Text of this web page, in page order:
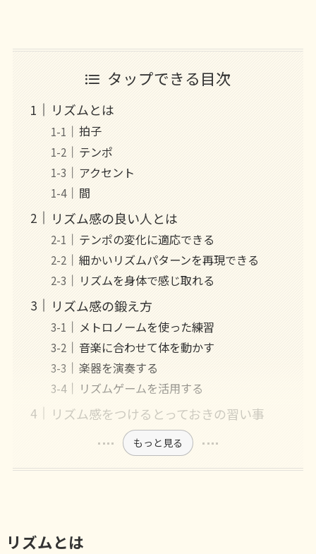
タップできる目次
リズムとは
拍子
テンポ
アクセント
間
リズム感の良い人とは
テンポの変化に適応できる
細かいリズムパターンを再現できる
リズムを身体で感じ取れる
リズム感の鍛え方
メトロノームを使った練習
音楽に合わせて体を動かす
楽器を演奏する
リズムゲームを活用する
リズム感をつけるとっておきの習い事
もっと見る
リズムとは